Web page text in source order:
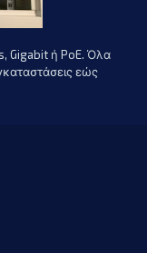
Gigabit ή PoE. Όλα
εώς